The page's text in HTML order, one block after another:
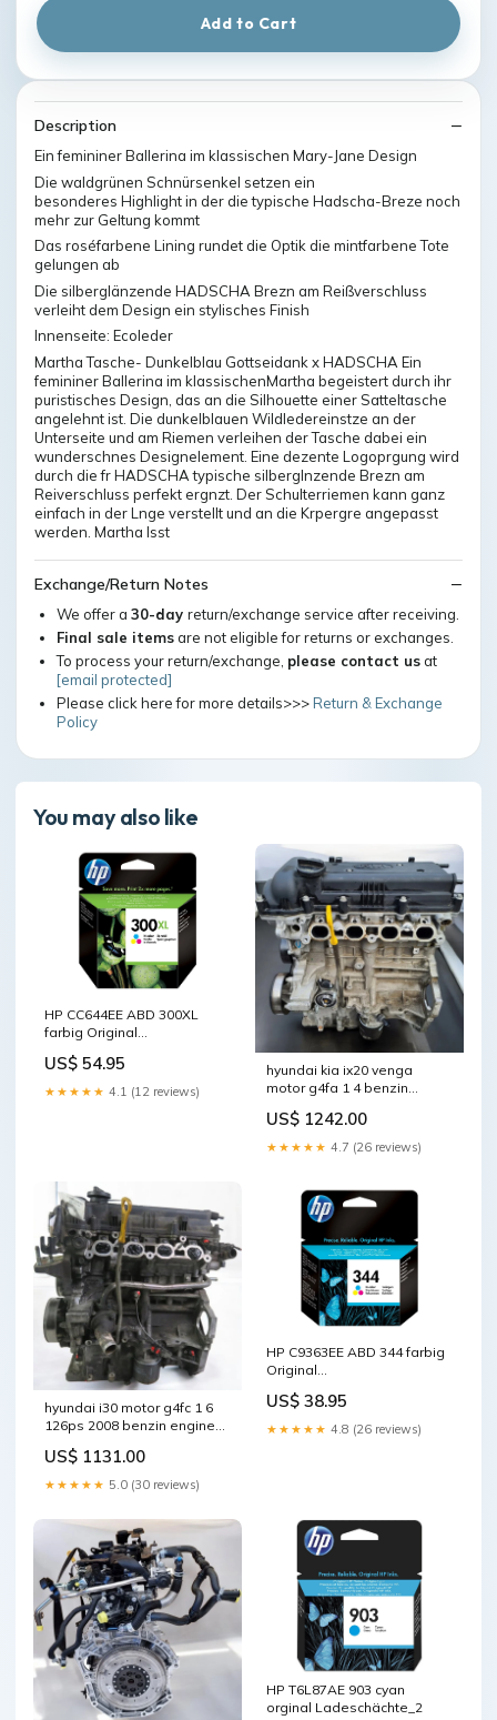
Add to Cart
Description
Ein femininer Ballerina im klassischen Mary-Jane Design
Die waldgrünen Schnürsenkel setzen ein
besonderes Highlight in der die typische Hadscha-Breze noch
mehr zur Geltung kommt
Das roséfarbene Lining rundet die Optik die mintfarbene Tote
gelungen ab
Die silberglänzende HADSCHA Brezn am Reißverschluss
verleiht dem Design ein stylisches Finish
Innenseite: Ecoleder
Martha Tasche- Dunkelblau Gottseidank x HADSCHA Ein
femininer Ballerina im klassischenMartha begeistert durch ihr
puristisches Design, das an die Silhouette einer Satteltasche
angelehnt ist. Die dunkelblauen Wildledereinstze an der
Unterseite und am Riemen verleihen der Tasche dabei ein
wunderschnes Designelement. Eine dezente Logoprgung wird
durch die fr HADSCHA typische silberglnzende Brezn am
Reiverschluss perfekt ergnzt. Der Schulterriemen kann ganz
einfach in der Lnge verstellt und an die Krpergre angepasst
werden. Martha lsst
Exchange/Return Notes
We offer a 30-day return/exchange service after receiving.
Final sale itemsare not eligible for returns or exchanges.
To process your return/exchange, please contact usat
[email protected]
Please click here for more details>>>Return & Exchange
Policy
You may also like
HP CC644EE ABD 300XL
farbig Original
US$ 54.95
★★★★★ 4.1 (12 reviews)
hyundai kia ix20 venga
motor g4fa 1 4 benzin
mot7831857903qs
US$ 1242.00
★★★★★ 4.7 (26 reviews)
hyundai i30 motor g4fc 1 6
126ps 2008 benzin engine
mot7546629349wu
US$ 1131.00
★★★★★ 5.0 (30 reviews)
HP C9363EE ABD 344 farbig
Original
US$ 38.95
★★★★★ 4.8 (26 reviews)
HP T6L87AE 903 cyan
orginal Ladeschächte_2